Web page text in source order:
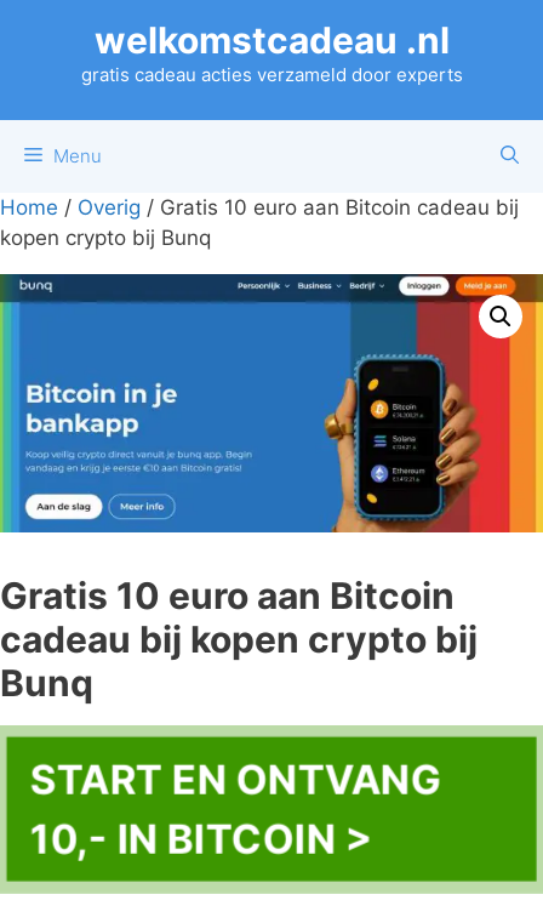
welkomstcadeau .nl
gratis cadeau acties verzameld door experts
Menu
Home / Overig / Gratis 10 euro aan Bitcoin cadeau bij
kopen crypto bij Bunq
Gratis 10 euro aan Bitcoin
cadeau bij kopen crypto bij
Bunq
START EN ONTVANG
10,- IN BITCOIN >